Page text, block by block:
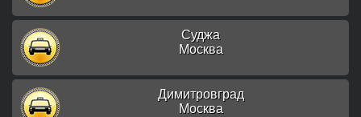
Суджа
Москва
Димитровград
Москва